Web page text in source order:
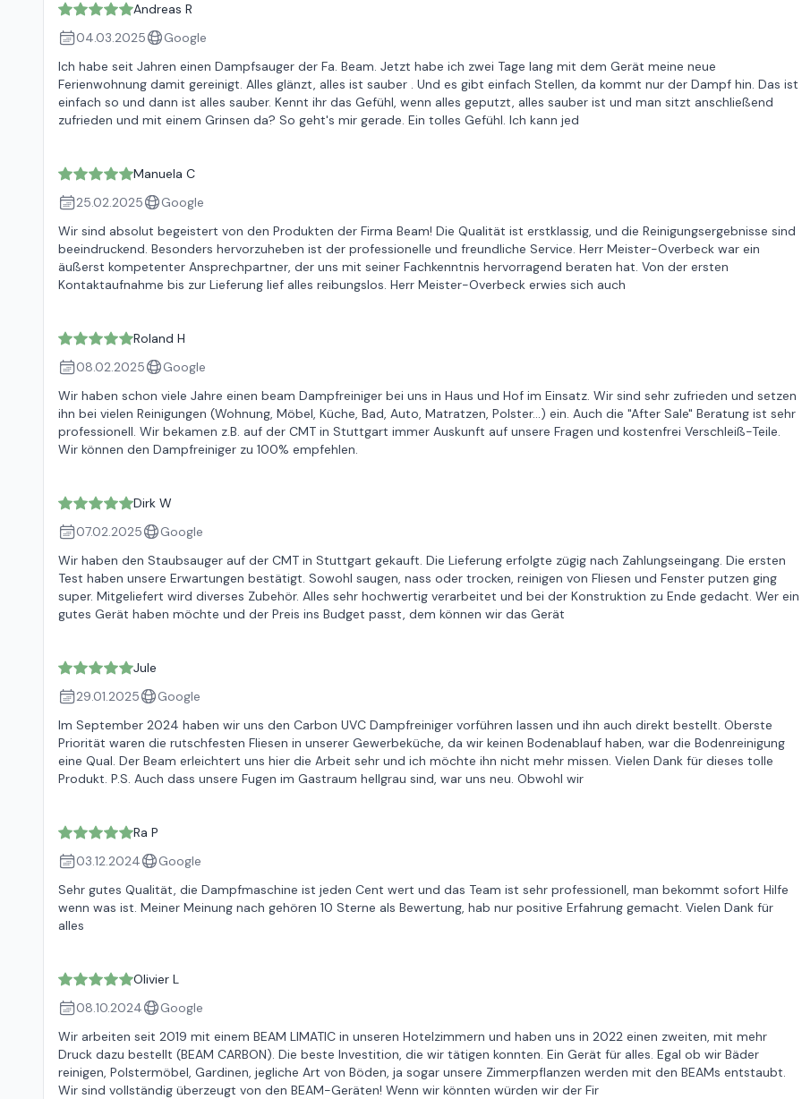
Andreas R
04.03.2025
Google
Ich habe seit Jahren einen Dampfsauger der Fa. Beam. Jetzt habe ich zwei Tage lang mit dem Gerät meine neue
Ferienwohnung damit gereinigt. Alles glänzt, alles ist sauber . Und es gibt einfach Stellen, da kommt nur der Dampf hin. Das ist
einfach so und dann ist alles sauber. Kennt ihr das Gefühl, wenn alles geputzt, alles sauber ist und man sitzt anschließend
zufrieden und mit einem Grinsen da? So geht's mir gerade. Ein tolles Gefühl. Ich kann jed
Manuela C
25.02.2025
Google
Wir sind absolut begeistert von den Produkten der Firma Beam! Die Qualität ist erstklassig, und die Reinigungsergebnisse sind
beeindruckend. Besonders hervorzuheben ist der professionelle und freundliche Service. Herr Meister-Overbeck war ein
äußerst kompetenter Ansprechpartner, der uns mit seiner Fachkenntnis hervorragend beraten hat. Von der ersten
Kontaktaufnahme bis zur Lieferung lief alles reibungslos. Herr Meister-Overbeck erwies sich auch
Roland H
08.02.2025
Google
Wir haben schon viele Jahre einen beam Dampfreiniger bei uns in Haus und Hof im Einsatz. Wir sind sehr zufrieden und setzen
ihn bei vielen Reinigungen (Wohnung, Möbel, Küche, Bad, Auto, Matratzen, Polster...) ein. Auch die "After Sale" Beratung ist sehr
professionell. Wir bekamen z.B. auf der CMT in Stuttgart immer Auskunft auf unsere Fragen und kostenfrei Verschleiß-Teile.
Wir können den Dampfreiniger zu 100% empfehlen.
Dirk W
07.02.2025
Google
Wir haben den Staubsauger auf der CMT in Stuttgart gekauft. Die Lieferung erfolgte zügig nach Zahlungseingang. Die ersten
Test haben unsere Erwartungen bestätigt. Sowohl saugen, nass oder trocken, reinigen von Fliesen und Fenster putzen ging
super. Mitgeliefert wird diverses Zubehör. Alles sehr hochwertig verarbeitet und bei der Konstruktion zu Ende gedacht. Wer ein
gutes Gerät haben möchte und der Preis ins Budget passt, dem können wir das Gerät
Jule
29.01.2025
Google
Im September 2024 haben wir uns den Carbon UVC Dampfreiniger vorführen lassen und ihn auch direkt bestellt. Oberste
Priorität waren die rutschfesten Fliesen in unserer Gewerbeküche, da wir keinen Bodenablauf haben, war die Bodenreinigung
eine Qual. Der Beam erleichtert uns hier die Arbeit sehr und ich möchte ihn nicht mehr missen. Vielen Dank für dieses tolle
Produkt. P.S. Auch dass unsere Fugen im Gastraum hellgrau sind, war uns neu. Obwohl wir
Ra P
03.12.2024
Google
Sehr gutes Qualität, die Dampfmaschine ist jeden Cent wert und das Team ist sehr professionell, man bekommt sofort Hilfe
wenn was ist. Meiner Meinung nach gehören 10 Sterne als Bewertung, hab nur positive Erfahrung gemacht. Vielen Dank für
alles
Olivier L
08.10.2024
Google
Wir arbeiten seit 2019 mit einem BEAM LIMATIC in unseren Hotelzimmern und haben uns in 2022 einen zweiten, mit mehr
Druck dazu bestellt (BEAM CARBON). Die beste Investition, die wir tätigen konnten. Ein Gerät für alles. Egal ob wir Bäder
reinigen, Polstermöbel, Gardinen, jegliche Art von Böden, ja sogar unsere Zimmerpflanzen werden mit den BEAMs entstaubt.
Wir sind vollständig überzeugt von den BEAM-Geräten! Wenn wir könnten würden wir der Fir